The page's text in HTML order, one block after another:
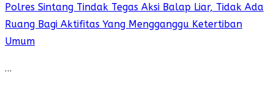
Polres Sintang Tindak Tegas Aksi Balap Liar, Tidak Ada
Ruang Bagi Aktifitas Yang Mengganggu Ketertiban
Umum
…